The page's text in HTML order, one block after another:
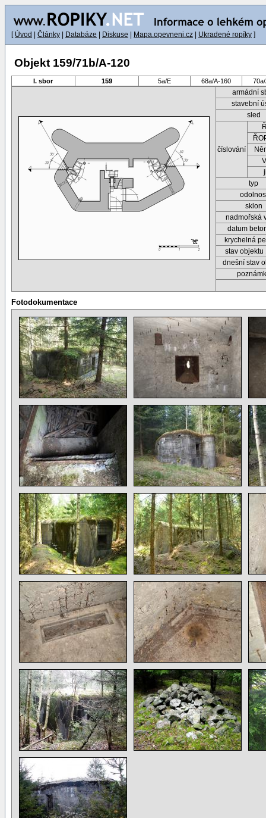
[ Úvod Články Databáze Diskuse Mapa.opevneni.cz Ukradené ropíky ]
Objekt 159/71b/A-120
I. sbor 159 5a/E 68a/A-160
armádní
stavební
sled
číslování
typ
sklon
nadmořská
datum
krychelná
stav objektu
dnešní stav
Fotodokumentace